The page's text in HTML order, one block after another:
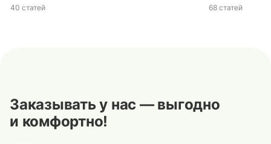
40 статей 68 статей
Заказывать у нас — выгодно
и комфортно!